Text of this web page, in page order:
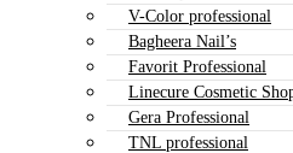
V-Color professional
Bagheera Nail’s
Favorit Professional
Linecure Cosmetic
Gera Professional
TNL professional